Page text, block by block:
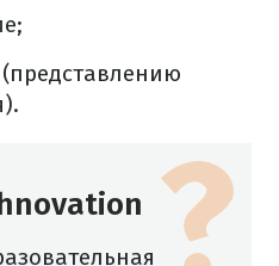
(представлению